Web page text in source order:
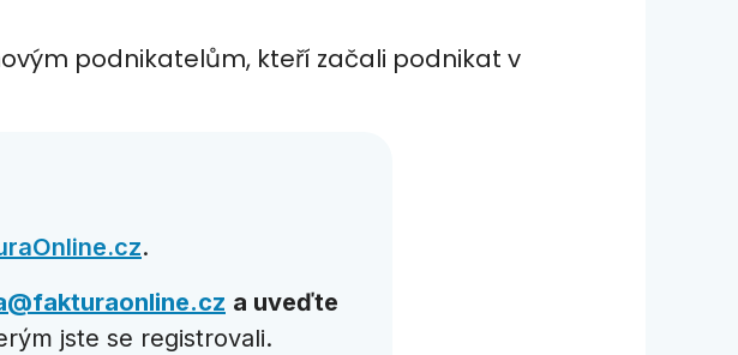
podnikatelům, kteří začali podnikat v
.
a uveďte
jste se registrovali.